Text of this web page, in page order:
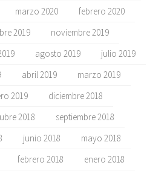
marzo 2020
febrero 2020
2019
noviembre 2019
agosto 2019
julio 2019
abril 2019
marzo 2019
2019
diciembre 2018
2018
septiembre 2018
junio 2018
mayo 2018
febrero 2018
enero 2018